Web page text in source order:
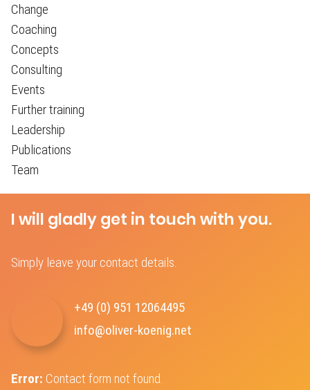
Change
Coaching
Concepts
Consulting
Events
Further training
Leadership
Publications
Team
I will gladly get in touch with you.
Simply leave your contact details.
+49 (0) 951 12064495‬
info@oliver-koenig.net
Error: Contact form not found.